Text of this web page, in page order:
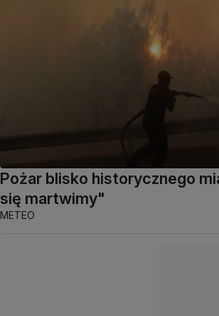
Pożar blisko historycznego
się martwimy"
METEO